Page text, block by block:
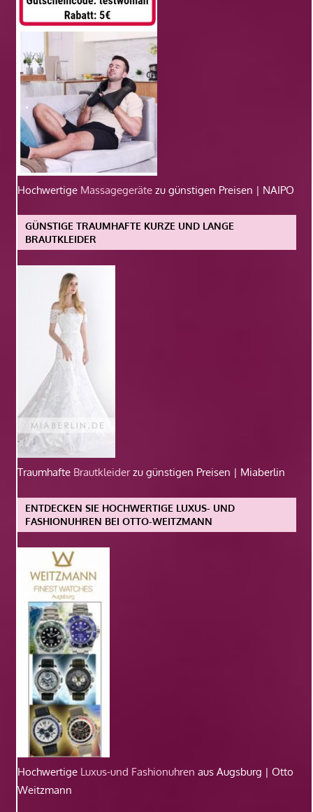
Hochwertige Massagegeräte zu günstigen Preisen | NAIPO
GÜNSTIGE TRAUMHAFTE KURZE UND LANGE
BRAUTKLEIDER
Traumhafte Brautkleiderzu günstigen Preisen | Miaberlin
ENTDECKEN SIE HOCHWERTIGE LUXUS- UND
FASHIONUHREN BEI OTTO-WEITZMANN
Hochwertige Luxus-und Fashionuhren aus Augsburg | Otto
Weitzmann